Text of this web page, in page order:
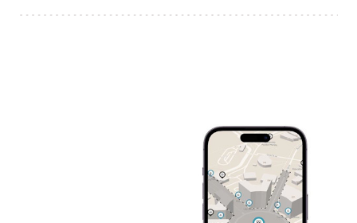
مجانية، صُممت لتعزيز التقارب بين الناس.